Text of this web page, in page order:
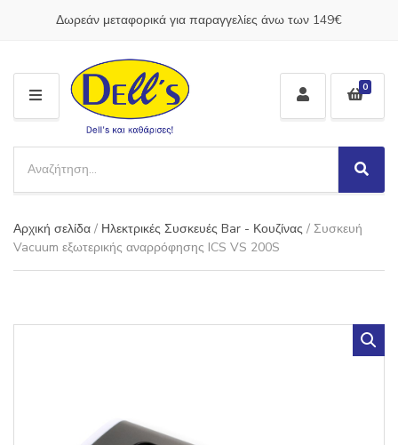
Δωρεάν μεταφορικά για παραγγελίες άνω των 149€
M
E
N
U
a
e
g
o
a
c
h
p
d
S
e
r
h
0
Αρχική σελίδα / Ηλεκτρικές Συσκευές Bar - Κουζίνας / Συσκευή
Vacuum εξωτερικής αναρρόφησης ICS VS 200S